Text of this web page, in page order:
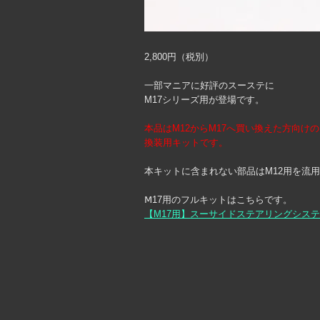
2,800円（税別）
一部マニアに好評のスーステに
M17シリーズ用が登場です。
本品はM12からM17へ買い換えた方向けの
換装用キットです。
本キットに含まれない部品はM12用を流用
Ⅿ17用のフルキットはこちらです。
【M17用】スーサイドステアリングシス